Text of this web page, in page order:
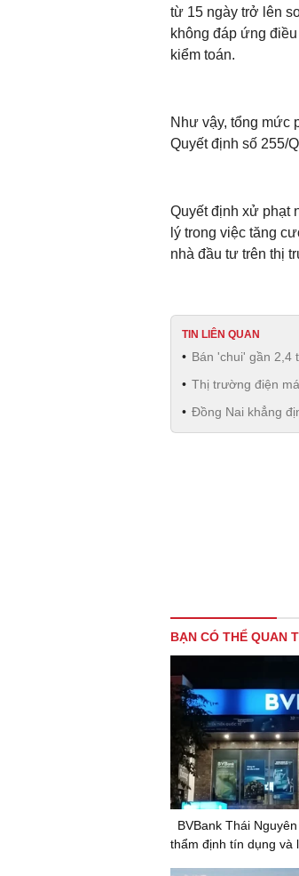
từ 15 ngày trở lên
không đáp ứng
kiểm toán.
Như vậy, tổng mức
Quyết định số 255/
Quyết định xử phạt
lý trong việc tăng
nhà đầu tư trên thị
TIN LIÊN QUAN
Bán 'chui' gần 2,4
Thị trường điện
Đồng Nai khẳng
BẠN CÓ THỂ QUAN
BVBank Thái
thẩm định tín dụng và